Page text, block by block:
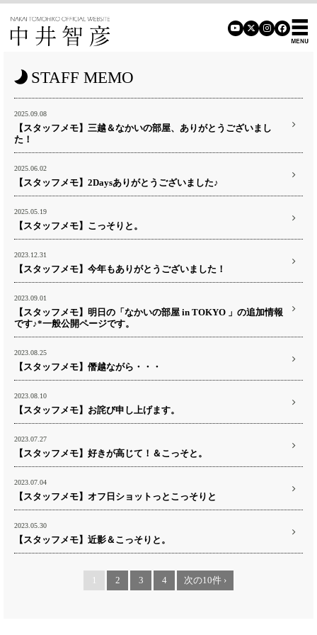
STAFF MEMO
2025.09.08
【スタッフメモ】三越＆なかいの部屋、ありがとうございまし
た！
2025.06.02
【スタッフメモ】2Daysありがとうございました♪
2025.05.19
【スタッフメモ】こっそりと。
2023.12.31
【スタッフメモ】今年もありがとうございました！
2023.09.01
【スタッフメモ】明日の「なかいの部屋 in TOKYO 」の追加情報
です♪*一般公開ページです。
2023.08.25
【スタッフメモ】僭越ながら・・・
2023.08.10
【スタッフメモ】お詫び申し上げます。
2023.07.27
【スタッフメモ】好きが高じて！＆こっそと。
2023.07.04
【スタッフメモ】オフ日ショットっとこっそりと
2023.05.30
【スタッフメモ】近影＆こっそりと。
1 2 3 4 次の10件 ›